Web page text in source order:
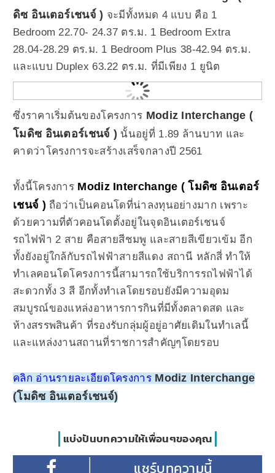
ดิซ อินเตอร์เชนจ์ ) จะมีทั้งหมด 4 แบบ คือ 1
Bedroom 22.70- 24.37 ตร.ม. 1 Bedroom Extra
28.04-28.29 ตร.ม. 1 Bedroom Plus 38-42.94 ตร.ม.
และแบบ Duplex 63.22 ตร.ม. ที่มีเพียง 1 ยูนิต
ซึ่งราคาเริ่มต้นของโครงการ Modiz Interchange (
โมดิซ อินเตอร์เชนจ์ ) นั้นอยู่ที่ 1.89 ล้านบาท และ
คาดว่าโครงการจะสร้างเสร็จกลางปี 2561
ทั้งนี้โครงการ Modiz Interchange ( โมดิซ อินเตอร์
เชนจ์ ) ถือว่าเป็นคอนโดที่น่าลงทุนอย่างมาก เพราะ
ด้วยความที่ตัวคอนโดตั้งอยู่ในจุดอินเตอร์เชนจ์
รถไฟฟ้า 2 สาย คือสายสีชมพู และสายสีเขียวเข้ม อีก
ทั้งยังอยู่ใกล้กับรถไฟฟ้าสายสีแดง สถานี หลักสี่ ทำให้
ทำเลคอนโดโครงการนี้สามารถใช้บริการรถไฟฟ้าได้
สะดวกทั้ง 3 สี อีกทั้งทำเลโดยรอบยังมีความอุดม
สมบูรณ์ของแหล่งอาหารการกินที่มีทั้งตลาดสด และ
ห้างสรรพสินค้า ที่รองรับกลุ่มผู้อยู่อาศัยเดิมในทำเลนี้
และแหล่งงานสถานที่ราชการสำคัญๆโดยรอบ
คลิก อ่านรายละเอียดโครงการ Modiz Interchange
(โมดิซ อินเตอร์เชนจ์)
แบ่งปันบทความให้เพื่อนๆของคุณ